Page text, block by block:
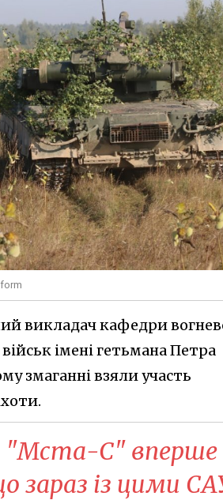
викладач кафедри
імені гетьмана Петра
змаганні взяли участь
"Мста-С" вперше
зараз із цими